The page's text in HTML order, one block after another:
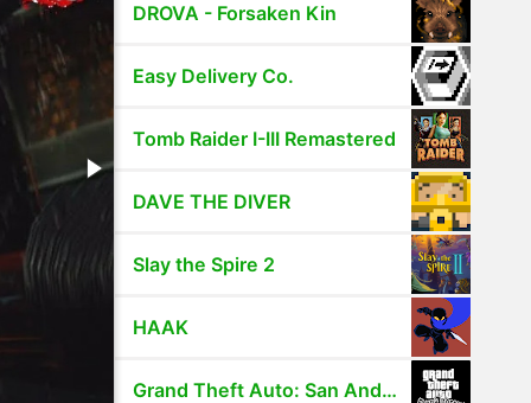
DROVA - Forsaken Kin
Easy Delivery Co.
Tomb Raider I-III Remastered
DAVE THE DIVER
Slay the Spire 2
HAAK
Grand Theft Auto: San Andreas